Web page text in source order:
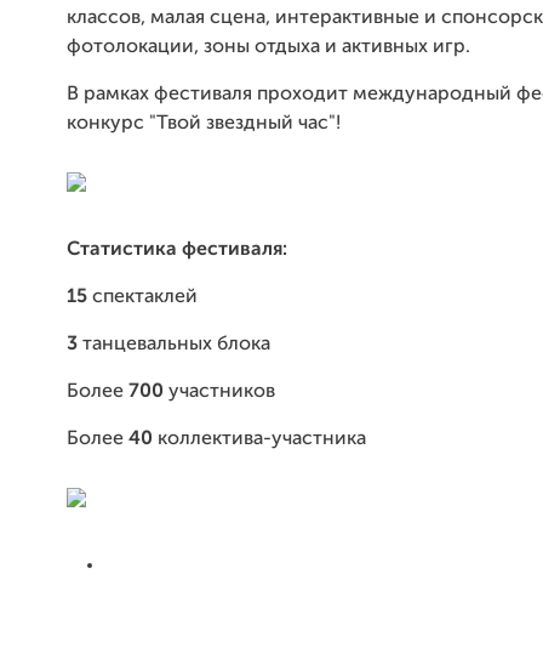
классов, малая сцена, интерактивные и
фотолокации, зоны отдыха и активных игр.
В рамках фестиваля проходит международный
конкурс "Твой звездный час"!
Статистика фестиваля:
15 спектаклей
3 танцевальных блока
Более 700 участников
Более 40 коллектива-участника